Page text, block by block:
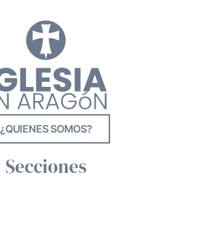
¿QUIENES SOMOS?
Secciones